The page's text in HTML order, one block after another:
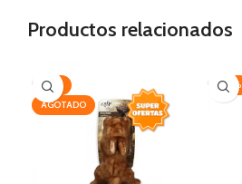
Productos relacionados
-25%
AGOTADO
-30%